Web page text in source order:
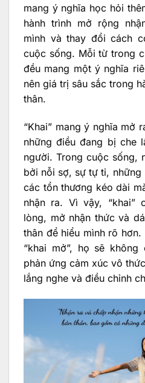
mang ý nghĩa học hỏi
hành trình mở rộng
mình và thay đổi cách
cuộc sống. Mỗi từ trong
đều mang một ý nghĩa
nên giá trị sâu sắc trong
thân.
“Khai” mang ý nghĩa mở
những điều đang bị che
người. Trong cuộc sống,
bởi nỗi sợ, sự tự ti,
các tổn thương kéo dài
nhận ra. Vì vậy, “khai”
lòng, mở nhận thức và
thân để hiểu mình rõ
“khai mở”, họ sẽ
phản ứng cảm xúc vô
lắng nghe và điều chỉnh